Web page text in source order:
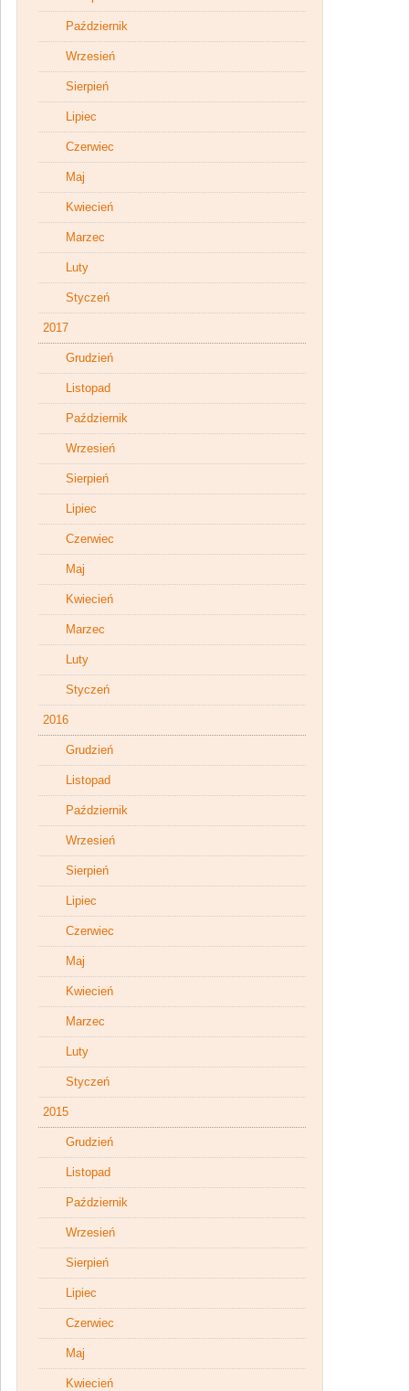
Październik
Wrzesień
Sierpień
Lipiec
Czerwiec
Maj
Kwiecień
Marzec
Luty
Styczeń
2017
Grudzień
Listopad
Październik
Wrzesień
Sierpień
Lipiec
Czerwiec
Maj
Kwiecień
Marzec
Luty
Styczeń
2016
Grudzień
Listopad
Październik
Wrzesień
Sierpień
Lipiec
Czerwiec
Maj
Kwiecień
Marzec
Luty
Styczeń
2015
Grudzień
Listopad
Październik
Wrzesień
Sierpień
Lipiec
Czerwiec
Maj
Kwiecień